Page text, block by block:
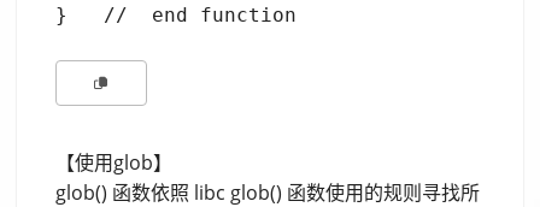
【使用glob】
glob() 函数依照 libc glob() 函数使用的规则寻找所